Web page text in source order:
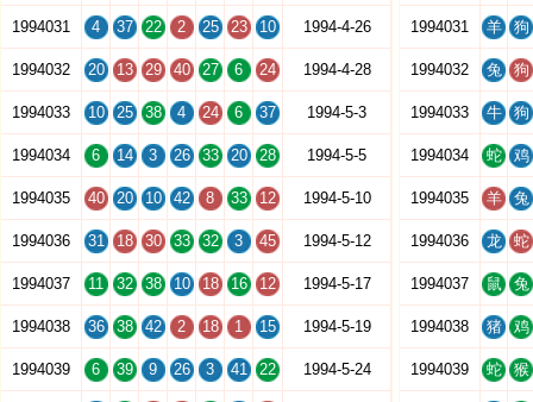
1994031 4 37 22 2 25 23 10 1994-4-26
1994032 20 13 29 40 27 6 24 1994-4-28
1994033 10 25 38 4 24 6 37 1994-5-3
1994034 6 14 3 26 33 20 28 1994-5-5
1994035 40 20 10 42 8 33 12 1994-5-10
1994036 31 18 30 33 32 3 45 1994-5-12
1994037 11 32 38 10 18 16 12 1994-5-17
1994038 36 38 42 2 18 1 15 1994-5-19
1994039 6 39 9 26 3 41 22 1994-5-24
1994031 羊 狗
1994032 兔 狗
1994033 牛 狗
1994034 蛇 鸡
1994035 羊 兔
1994036 龙 蛇
1994037 鼠 兔
1994038 猪 鸡
1994039 蛇 猴